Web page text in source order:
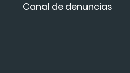
Canal de denuncias